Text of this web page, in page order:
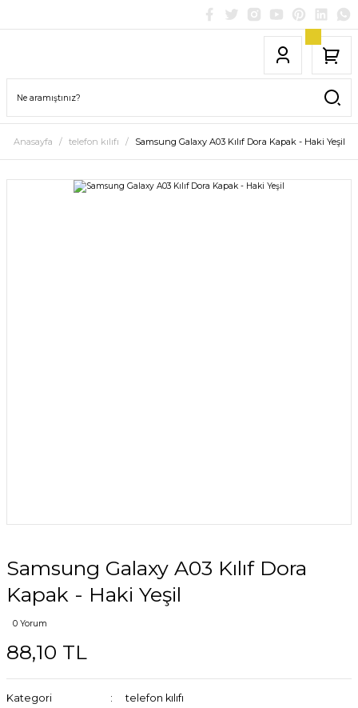
Anasayfa telefon kılıfı Samsung Galaxy A03 Kılıf Dora Kapak - Haki Yeşil
Samsung Galaxy A03 Kılıf Dora
Kapak - Haki Yeşil
0 Yorum
88,10 TL
Kategori
telefon kılıfı